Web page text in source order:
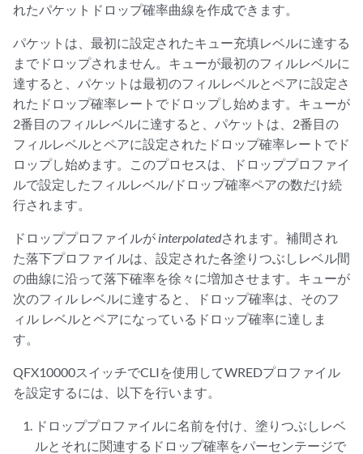
れたパケットドロップ確率曲線を作成できます。
パケットは、最初に設定されたキュー充填レベルに達する
までドロップされません。キューが最初のフィルレベルに
達すると、パケットは最初のフィルレベルとペアに設定さ
れたドロップ確率レートでドロップし始めます。キューが
2番目のフィルレベルに達すると、パケットは、2番目の
フィルレベルとペアに設定されたドロップ確率レートでド
ロップし始めます。このプロセスは、ドロッププロファイ
ルで設定したフィルレベル/ドロップ確率ペアの数だけ続
行されます。
ドロッププロファイルが interpolatedされます。補間され
た落下プロファイルは、設定された各塗りつぶしレベル間
の曲線に沿って落下確率を徐々に増加させます。キューが
次のフィル レベルに達すると、ドロップ確率は、そのフ
ィル レベルとペアになっているドロップ確率に達しま
す。
QFX10000スイッチでCLIを使用してWREDプロファイル
を設定するには、以下を行います。
ドロッププロファイルに名前を付け、塗りつぶしレベ
ルとそれに関連するドロップ確率をパーセンテージで